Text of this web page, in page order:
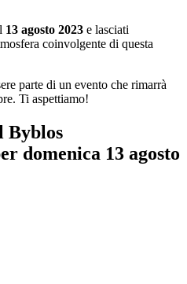
13 agosto 2023 e lasciati
coinvolgente di questa
parte di un evento che rimarrà
Ti aspettiamo!
Byblos
domenica 13 agosto